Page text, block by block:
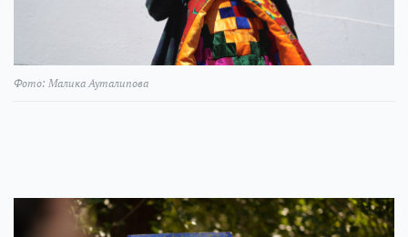
Фото: Малика Ауталипова